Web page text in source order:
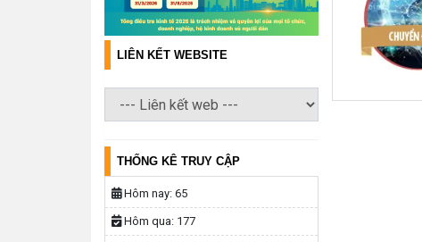
LIÊN KẾT WEBSITE
THỐNG KÊ TRUY CẬP
Hôm nay: 65
Hôm qua: 177